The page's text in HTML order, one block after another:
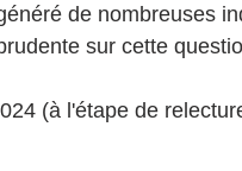
de nombreuses
sur cette
(à l'étape de